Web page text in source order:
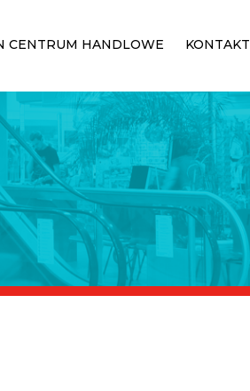
CENTRUM HANDLOWE KONTAKT